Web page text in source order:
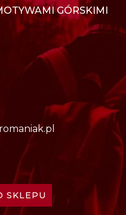
GÓRSKIMI
SKLEPU